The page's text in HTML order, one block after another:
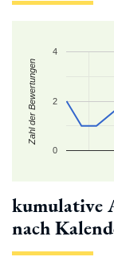
0
2
4
Zahl der Bewertungen
kumulative
nach